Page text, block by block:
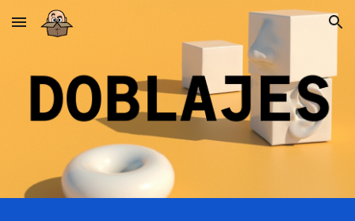
Skip to main content Skip to navigation